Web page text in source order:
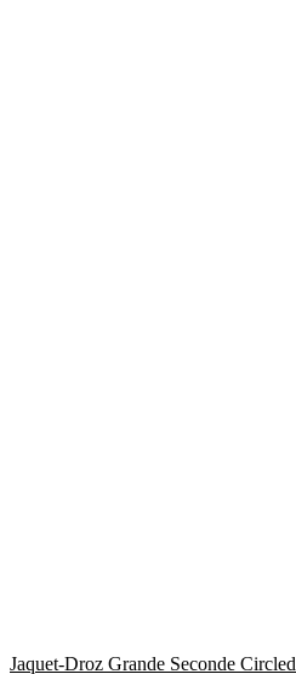
Jaquet-Droz Grande Seconde